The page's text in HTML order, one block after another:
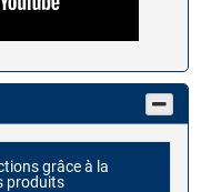
grâce à la
produits